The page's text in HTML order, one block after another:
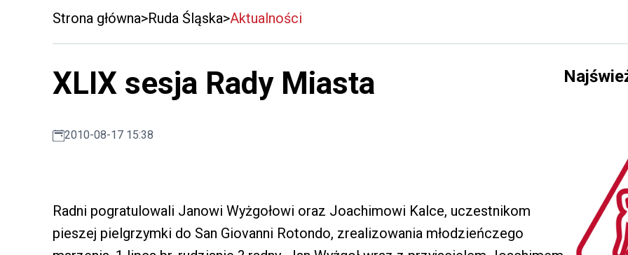
Strona główna Ruda Śląska Aktualności
XLIX sesja Rady Miasta
2010-08-17 15:38
Radni pogratulowali Janowi Wyżgołowi oraz Joachimowi Kalce, uczestnikom
pieszej pielgrzymki do San Giovanni Rotondo, zrealizowania młodzieńczego